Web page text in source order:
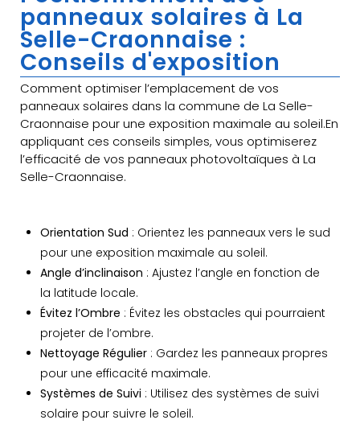
panneaux solaires à La
Selle-Craonnaise :
Conseils d'exposition
Comment optimiser l’emplacement de vos
panneaux solaires dans la commune de La Selle-
Craonnaise pour une exposition maximale au soleil.En
appliquant ces conseils simples, vous optimiserez
l’efficacité de vos panneaux photovoltaïques à La
Selle-Craonnaise.
Orientation Sud : Orientez les panneaux vers le sud
pour une exposition maximale au soleil.
Angle d’inclinaison : Ajustez l’angle en fonction de
la latitude locale.
Évitez l’Ombre : Évitez les obstacles qui pourraient
projeter de l’ombre.
Nettoyage Régulier : Gardez les panneaux propres
pour une efficacité maximale.
Systèmes de Suivi : Utilisez des systèmes de suivi
solaire pour suivre le soleil.